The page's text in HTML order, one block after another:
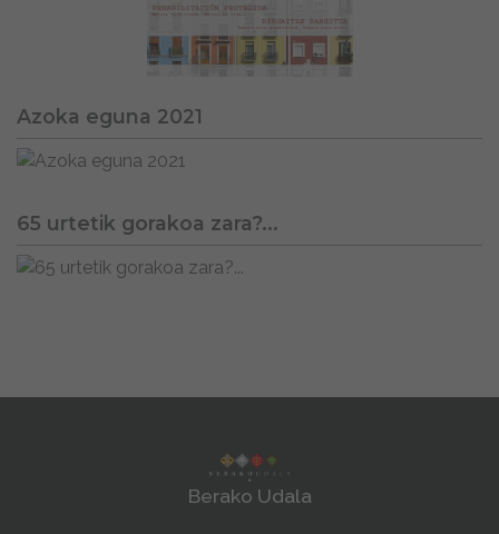
Azoka eguna 2021
65 urtetik gorakoa zara?...
Berako Udala